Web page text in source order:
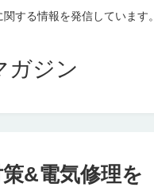
する情報を発信しています。
ガジン
&電気修理を